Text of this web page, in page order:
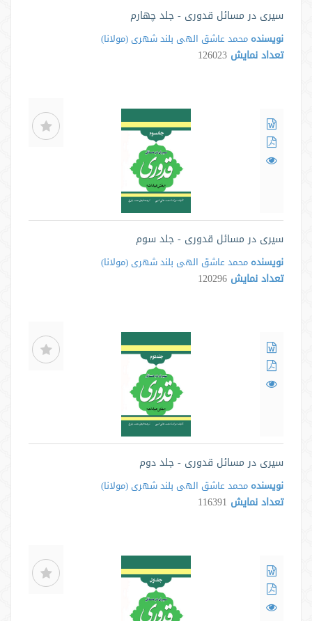
سیری در مسائل قدوری - جلد چهارم
نویسنده محمد عاشق الهى بلند شهرى ‌(مولانا)
تعداد نمایش 126023
سیری در مسائل قدوری - جلد سوم
نویسنده محمد عاشق الهى بلند شهرى ‌(مولانا)
تعداد نمایش 120296
سیری در مسائل قدوری - جلد دوم
نویسنده محمد عاشق الهى بلند شهرى ‌(مولانا)
تعداد نمایش 116391